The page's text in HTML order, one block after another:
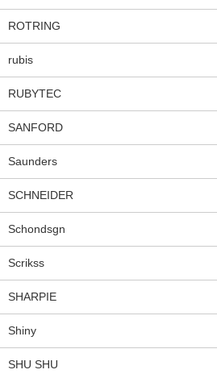
ROTRING
rubis
RUBYTEC
SANFORD
Saunders
SCHNEIDER
Schondsgn
Scrikss
SHARPIE
Shiny
SHU SHU